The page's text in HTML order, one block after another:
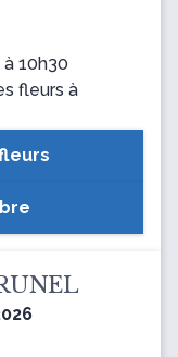
10h30
fleurs à